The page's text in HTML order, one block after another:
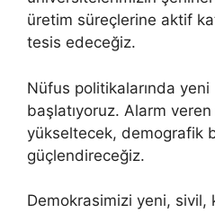
üretim süreçlerine aktif
tesis edeceğiz.
Nüfus politikalarında
başlatıyoruz. Alarm veren
yükseltecek, demografik
güçlendireceğiz.
Demokrasimizi yeni, sivil,